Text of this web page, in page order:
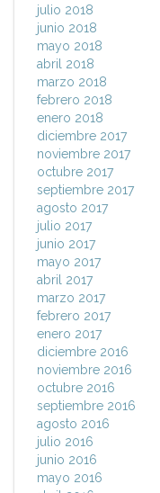
julio 2018
junio 2018
mayo 2018
abril 2018
marzo 2018
febrero 2018
enero 2018
diciembre 2017
noviembre 2017
octubre 2017
septiembre 2017
agosto 2017
julio 2017
junio 2017
mayo 2017
abril 2017
marzo 2017
febrero 2017
enero 2017
diciembre 2016
noviembre 2016
octubre 2016
septiembre 2016
agosto 2016
julio 2016
junio 2016
mayo 2016